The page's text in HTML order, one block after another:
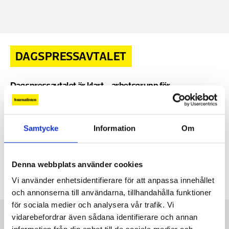
Samtycke Information Om
Denna webbplats använder cookies
Vi använder enhetsidentifierare för att anpassa innehållet
och annonserna till användarna, tillhandahålla funktioner
för sociala medier och analysera vår trafik. Vi
vidarebefordrar även sådana identifierare och annan
DAGSPRESSAVTALET
Dagspressavtalet är klart – arbetsgrupp för
visstidsanställda tillsätts
23 MAJ, 2025 AVTALSRÖRELSEN 2025 Journalistförbundet
och Medieföretagen har enats om ett nytt kollektivavtal
för dagspressområdet. Under året ska en partsgemensam
visstidsanställningar. Löneökningarna följer märket och en
dags arbetstidsförkortning införs 2026.
Kontakt